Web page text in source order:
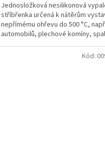
Jednosložková nesilikonová
stříbřenka určená k nátěrům
nepřímému ohřevu do 500 °C,
automobilů, plechové komíny,
cesty apod.
Kód: